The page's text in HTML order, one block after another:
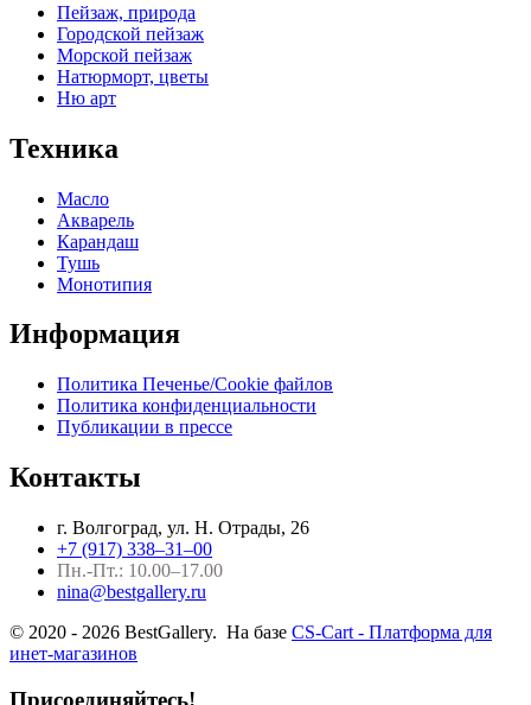
Пейзаж, природа
Городской пейзаж
Морской пейзаж
Натюрморт, цветы
Ню арт
Техника
Масло
Акварель
Карандаш
Тушь
Монотипия
Информация
Политика Печенье/Cookie файлов
Политика конфиденциальности
Публикации в прессе
Контакты
г. Волгоград, ул. Н. Отрады, 26
+7 (917) 338–31–00
Пн.-Пт.: 10.00–17.00
nina@bestgallery.ru
© 2020 - 2026 BestGallery. На базе CS-Cart - Платформа для
инет-магазинов
Присоединяйтесь!